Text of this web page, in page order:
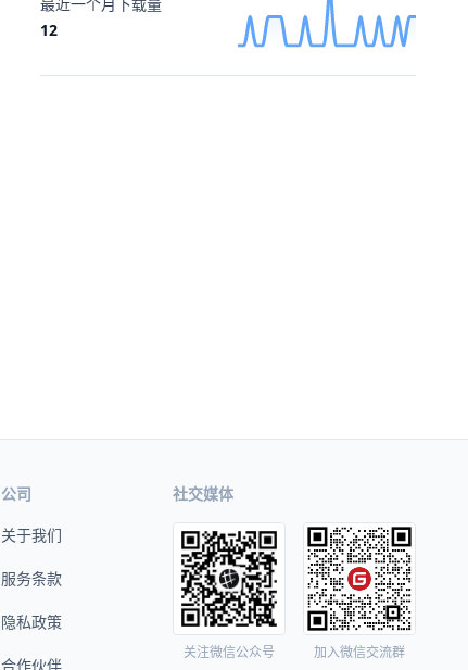
12
公司
关于我们
服务条款
隐私政策
合作伙伴
社交媒体
关注微信公众号 加入微信交流群